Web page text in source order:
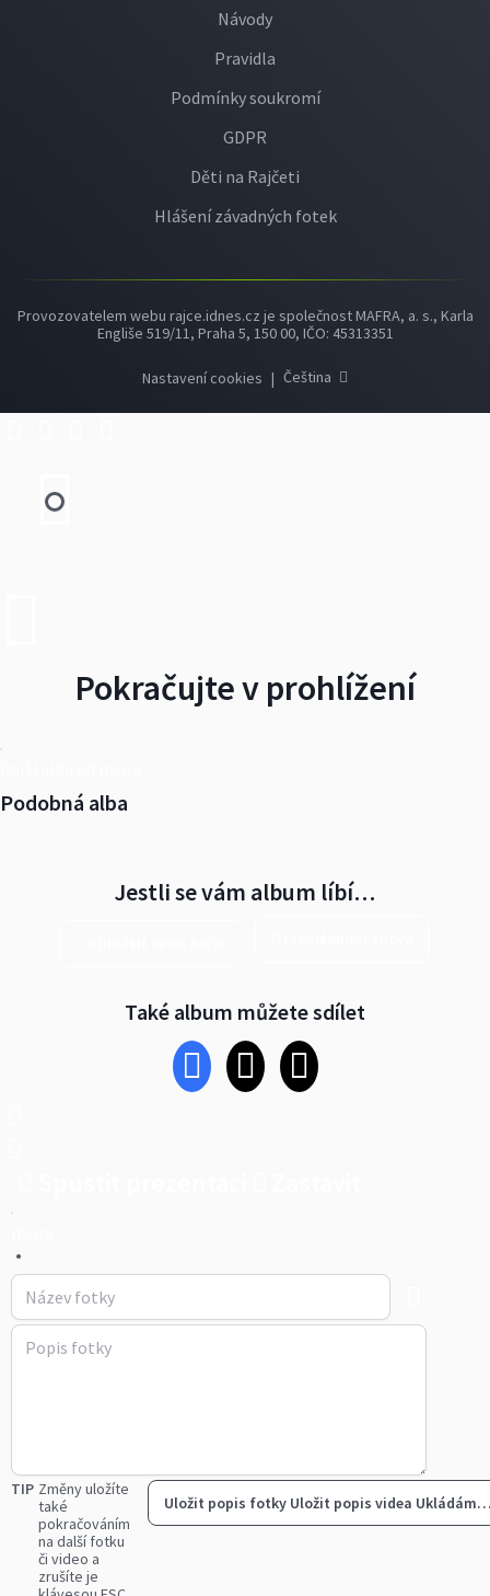
Návody
Pravidla
Podmínky soukromí
GDPR
Děti na Rajčeti
Hlášení závadných fotek
Provozovatelem webu rajce.idnes.cz je společnost MAFRA, a. s., Karla
Engliše 519/11, Praha 5, 150 00, IČO: 45313351
Nastavení cookies | Čeština
Pokračujte v prohlížení
Podobná alba
Jestli se vám album líbí…
Také album můžete sdílet
•
TIP Změny uložíte
také
pokračováním
na další fotku
či video a
zrušíte je
Uložit popis fotky Uložit popis videa